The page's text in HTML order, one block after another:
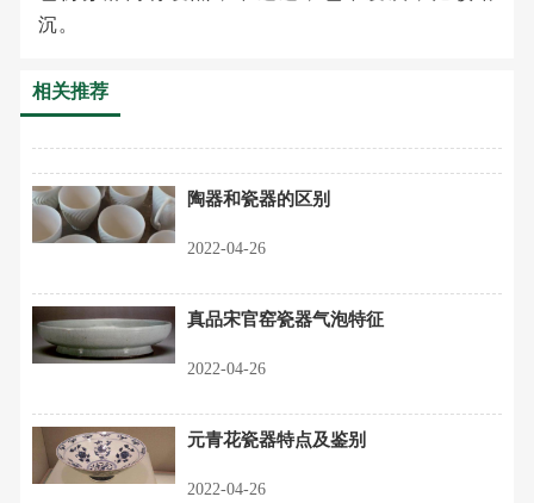
沉。
相关推荐
陶器和瓷器的区别
2022-04-26
真品宋官窑瓷器气泡特征
2022-04-26
元青花瓷器特点及鉴别
2022-04-26